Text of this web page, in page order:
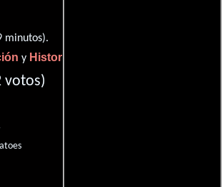
minutos).
y Historia
votos)